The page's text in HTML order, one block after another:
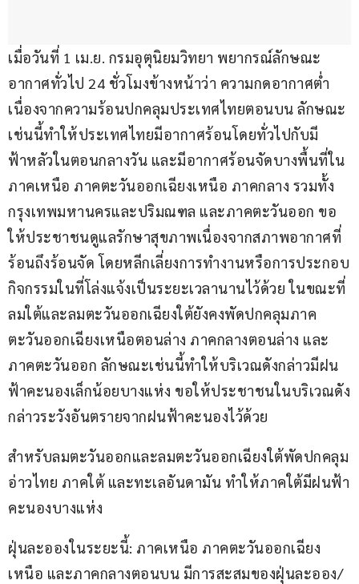
เมื่อวันที่ 1 เม.ย. กรมอุตุนิยมวิทยา พยากรณ์ลักษณะ
อากาศทั่วไป 24 ชั่วโมงข้างหน้าว่า ความกดอากาศต่ำ
เนื่องจากความร้อนปกคลุมประเทศไทยตอนบน ลักษณะ
เช่นนี้ทำให้ประเทศไทยมีอากาศร้อนโดยทั่วไปกับมี
ฟ้าหลัวในตอนกลางวัน และมีอากาศร้อนจัดบางพื้นที่ใน
ภาคเหนือ ภาคตะวันออกเฉียงเหนือ ภาคกลาง รวมทั้ง
กรุงเทพมหานครและปริมณฑล และภาคตะวันออก ขอ
ให้ประชาชนดูแลรักษาสุขภาพเนื่องจากสภาพอากาศที่
ร้อนถึงร้อนจัด โดยหลีกเลี่ยงการทำงานหรือการประกอบ
กิจกรรมในที่โล่งแจ้งเป็นระยะเวลานานไว้ด้วย ในขณะที่
ลมใต้และลมตะวันออกเฉียงใต้ยังคงพัดปกคลุมภาค
ตะวันออกเฉียงเหนือตอนล่าง ภาคกลางตอนล่าง และ
ภาคตะวันออก ลักษณะเช่นนี้ทำให้บริเวณดังกล่าวมีฝน
ฟ้าคะนองเล็กน้อยบางแห่ง ขอให้ประชาชนในบริเวณดัง
กล่าวระวังอันตรายจากฝนฟ้าคะนองไว้ด้วย
สำหรับลมตะวันออกและลมตะวันออกเฉียงใต้พัดปกคลุม
อ่าวไทย ภาคใต้ และทะเลอันดามัน ทำให้ภาคใต้มีฝนฟ้า
คะนองบางแห่ง
ฝุ่นละอองในระยะนี้: ภาคเหนือ ภาคตะวันออกเฉียง
เหนือ และภาคกลางตอนบน มีการสะสมของฝุ่นละออง/